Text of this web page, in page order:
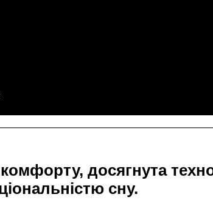
комфорту, досягнута
сну.